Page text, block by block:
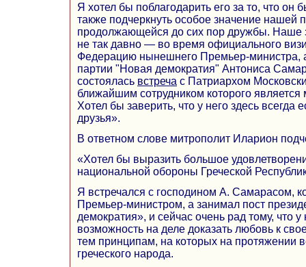
Я хотел бы поблагодарить его за то, что он
также подчеркнуть особое значение нашей
продолжающейся до сих пор дружбы. Наше
не так давно — во время официального
Федерацию нынешнего Премьер-министра,
партии "Новая демократия" Антониса
состоялась встреча с Патриархом
ближайшим сотрудником которого
Хотел бы заверить, что у него здесь всегда
друзья».
В ответном слове митрополит Иларион
«Хотел бы выразить большое
национальной обороны Греческой
Я встречался с господином А. Самарасом,
Премьер-министром, а занимал пост
демократия», и сейчас очень рад тому, что у
возможность на деле доказать любовь к
тем принципам, на которых на протяжении
греческого народа.